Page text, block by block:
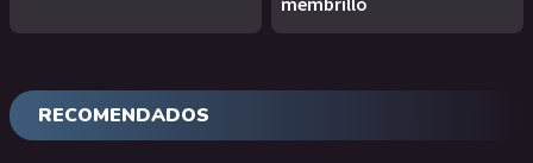
RECOMENDADOS